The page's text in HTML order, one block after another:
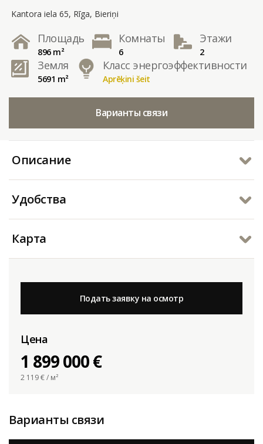
Kantora iela 65, Rīga, Bieriņi
Площадь
896 m²
Комнаты
6
Этажи
2
Земля
5691 m²
Класс энергоэффективности
Aprēķini šeit
Варианты связи
Описание
Удобства
Карта
Подать заявку на осмотр
Цена
1 899 000 €
2 119€ / м²
Варианты связи